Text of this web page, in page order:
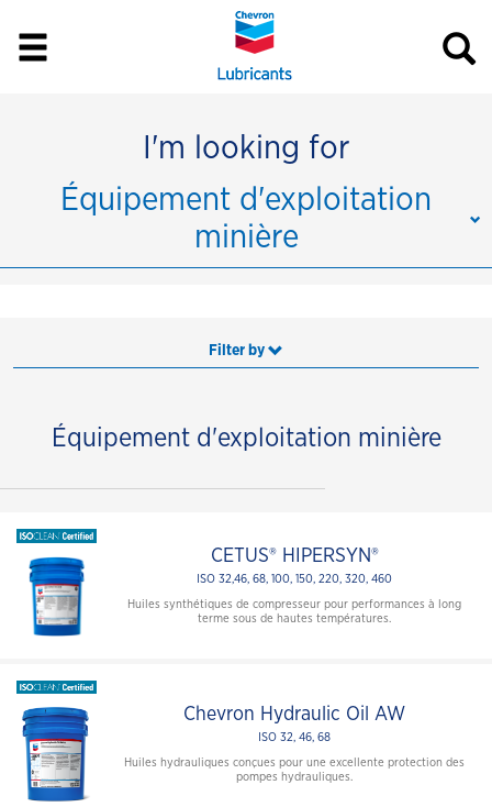
I'm looking for
Équipement d'exploitation
minière
Filter by
Équipement d'exploitation minière
CETUS® HIPERSYN®
ISO 32,46, 68, 100, 150, 220, 320, 460
Huiles synthétiques de compresseur pour performances à long
terme sous de hautes températures.
Chevron Hydraulic Oil AW
ISO 32, 46, 68
Huiles hydrauliques conçues pour une excellente protection des
pompes hydrauliques.